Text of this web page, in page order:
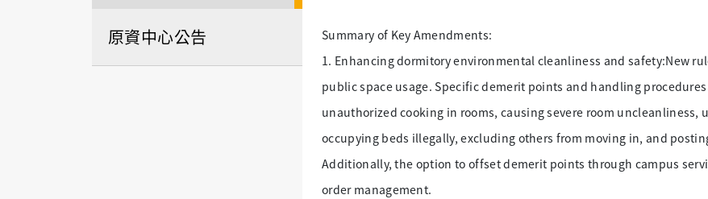
原資中心公告
Summary of Key Amendments:
1. Enhancing dormitory environmental cleanliness and safety:New
public space usage. Specific demerit points and handling
unauthorized cooking in rooms, causing severe room
occupying beds illegally, excluding others from moving in, and
Additionally, the option to offset demerit points through campus
order management.